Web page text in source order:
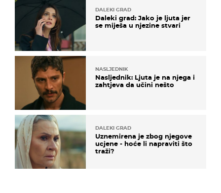
DALEKI GRAD
Daleki grad: Jako je ljuta jer
se miješa u njezine stvari
NASLJEDNIK
Nasljednik: Ljuta je na njega i
zahtjeva da učini nešto
DALEKI GRAD
Uznemirena je zbog njegove
ucjene - hoće li napraviti što
traži?